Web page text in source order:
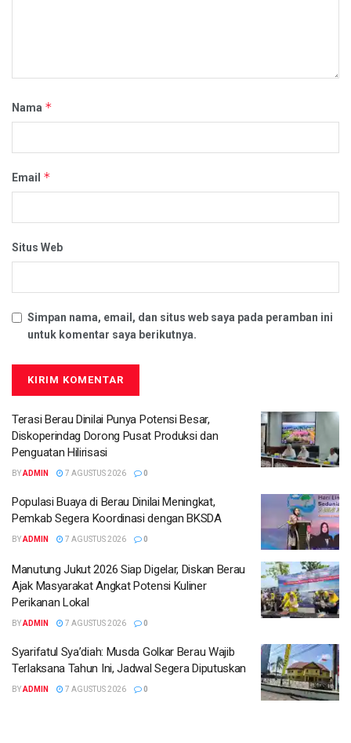
Nama *
Email *
Situs Web
Simpan nama, email, dan situs web saya pada peramban ini
untuk komentar saya berikutnya.
Terasi Berau Dinilai Punya Potensi Besar,
Diskoperindag Dorong Pusat Produksi dan
Penguatan Hilirisasi
BYADMIN 7 AGUSTUS 2026 0
Populasi Buaya di Berau Dinilai Meningkat,
Pemkab Segera Koordinasi dengan BKSDA
BYADMIN 7 AGUSTUS 2026 0
Manutung Jukut 2026 Siap Digelar, Diskan Berau
Ajak Masyarakat Angkat Potensi Kuliner
Perikanan Lokal
BYADMIN 7 AGUSTUS 2026 0
Syarifatul Sya’diah: Musda Golkar Berau Wajib
Terlaksana Tahun Ini, Jadwal Segera Diputuskan
BYADMIN 7 AGUSTUS 2026 0